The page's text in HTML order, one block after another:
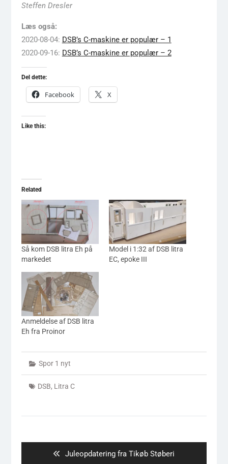
Steffen Dresler
Læs også:
2020-08-04: DSB’s C-maskine er populær – 1
2020-09-16: DSB’s C-maskine er populær – 2
Del dette:
Facebook X
Like this:
Related
Så kom DSB litra Eh på
markedet
Model i 1:32 af DSB litra
EC, epoke III
Anmeldelse af DSB litra
Eh fra Proinor
Spor 1 nyt
DSB, Litra C
Previous
Juleopdatering fra Tikøb Støberi